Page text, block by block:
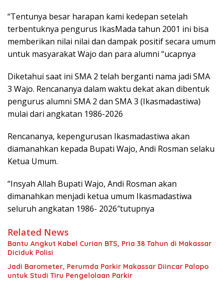
“Tentunya besar harapan kami kedepan setelah
terbentuknya pengurus IkasMada tahun 2001 ini bisa
memberikan nilai nilai dan dampak positif secara umum
untuk masyarakat Wajo dan para alumni “ucapnya
Diketahui saat ini SMA 2 telah berganti nama jadi SMA
3 Wajo. Rencananya dalam waktu dekat akan dibentuk
pengurus alumni SMA 2 dan SMA 3 (Ikasmadastiwa)
mulai dari angkatan 1986-2026
Rencananya, kepengurusan Ikasmadastiwa akan
diamanahkan kepada Bupati Wajo, Andi Rosman selaku
Ketua Umum.
“Insyah Allah Bupati Wajo, Andi Rosman akan
dimanahkan menjadi ketua umum Ikasmadastiwa
seluruh angkatan 1986- 2026″tutupnya
Related News
Bantu Angkut Kabel Curian BTS, Pria 38 Tahun di Makassar
Diciduk Polisi
Jadi Barometer, Perumda Parkir Makassar Diincar Palopo
untuk Studi Tiru Pengelolaan Parkir